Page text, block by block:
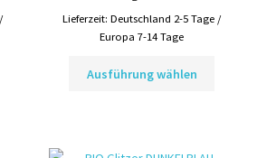
Lieferzeit:Deutschland 2-5 Tage /
Europa 7-14 Tage
Ausführung wählen